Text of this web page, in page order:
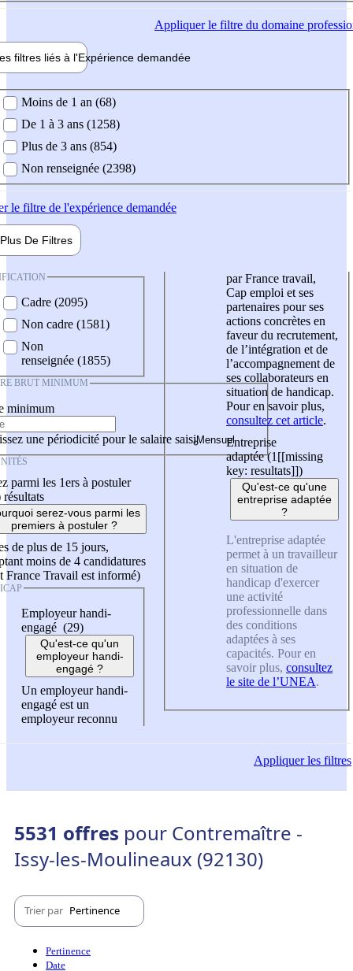
Appliquerle filtre du domaine
filtres liés à l'Expérience demandée
demandée
Moins de 1 an (68)
De 1 à 3 ans (1258)
Plus de 3 ans (854)
Non renseignée (2398)
le filtre de l'expérience demandée
Plus De Filtres
Cadre (2095)
Non cadre (1581)
Non
renseignée (1855)
BRUT MINIMUM
minimum
une périodicité pour le salaire saisi
parmi les 1ers à postuler
résultats
serez-vous parmi les
premiers à postuler ?
de plus de 15 jours,
moins de 4 candidatures
France Travail est informé)
Employeur handi-
engagé (29)
Qu'est-ce qu'un
employeur handi-
engagé ?
Un employeur handi-
engagé est un
employeur reconnu
par France travail,
Cap emploi et ses
partenaires pour ses
actions concrètes en
faveur du recrutement,
de l’intégration et de
l’accompagnement de
ses collaborateurs en
situation de handicap.
Pour en savoir plus,
consultez cet article.
Entreprise
adaptée (1 [[missing
key: resultats]])
Qu'est-ce qu'une
entreprise adaptée
?
L'entreprise adaptée
permet à un travailleur
en situation de
handicap d'exercer
une activité
professionnelle dans
des conditions
adaptées à ses
capacités. Pour en
savoir plus, consultez
le site de l’UNEA.
Appliquerles filtres
5531 offres pour Contremaître -
Issy-les-Moulineaux (92130)
Trier par Pertinence
Pertinence
Date